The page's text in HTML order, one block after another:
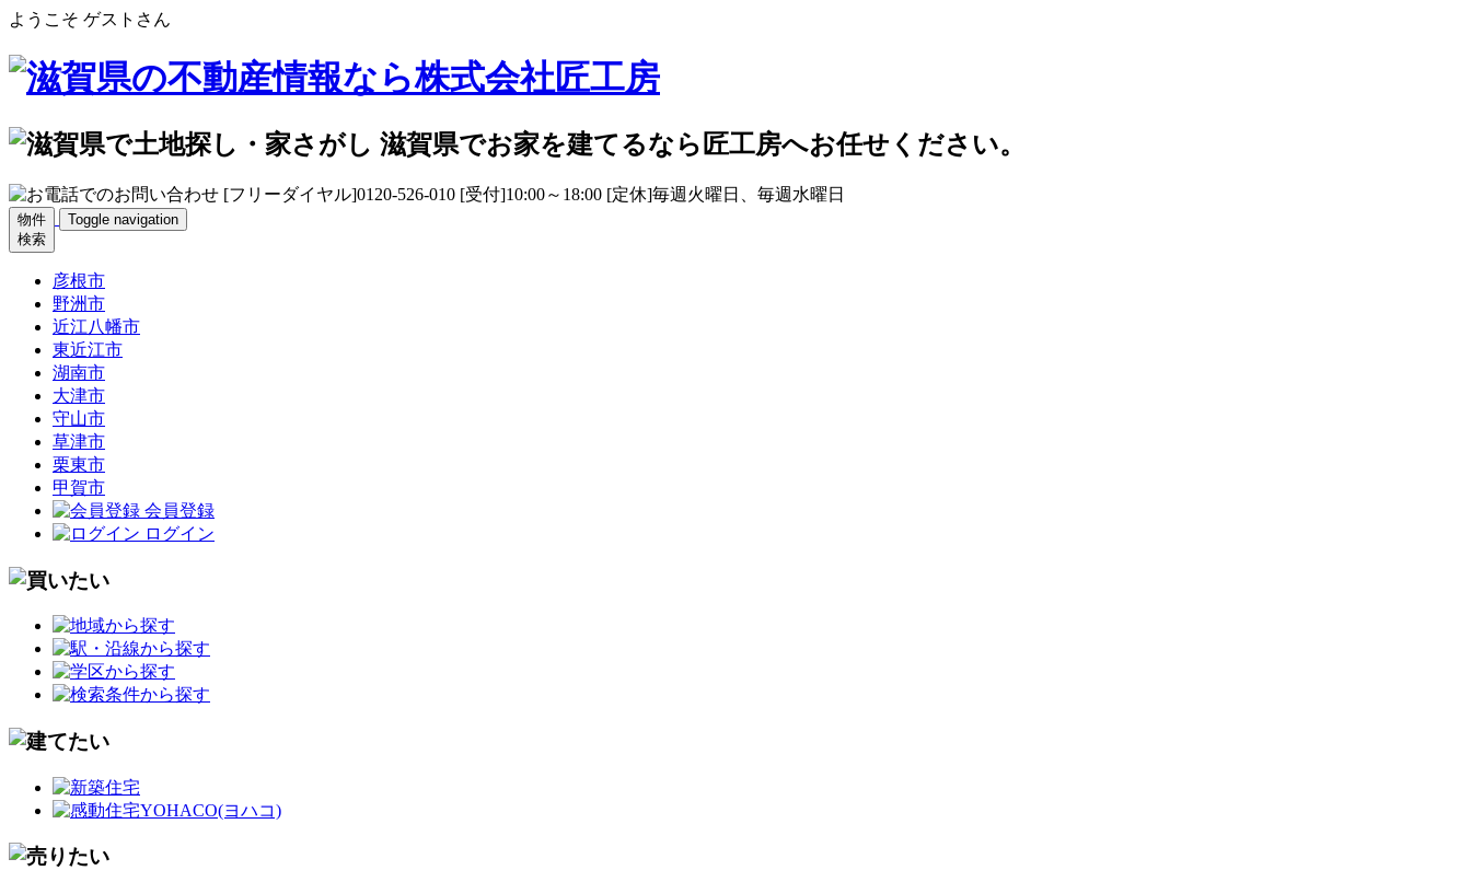
ようこそ ゲストさん
物件
検索
Toggle navigation
彦根市
野洲市
近江八幡市
東近江市
湖南市
大津市
守山市
草津市
栗東市
甲賀市
会員登録
ログイン